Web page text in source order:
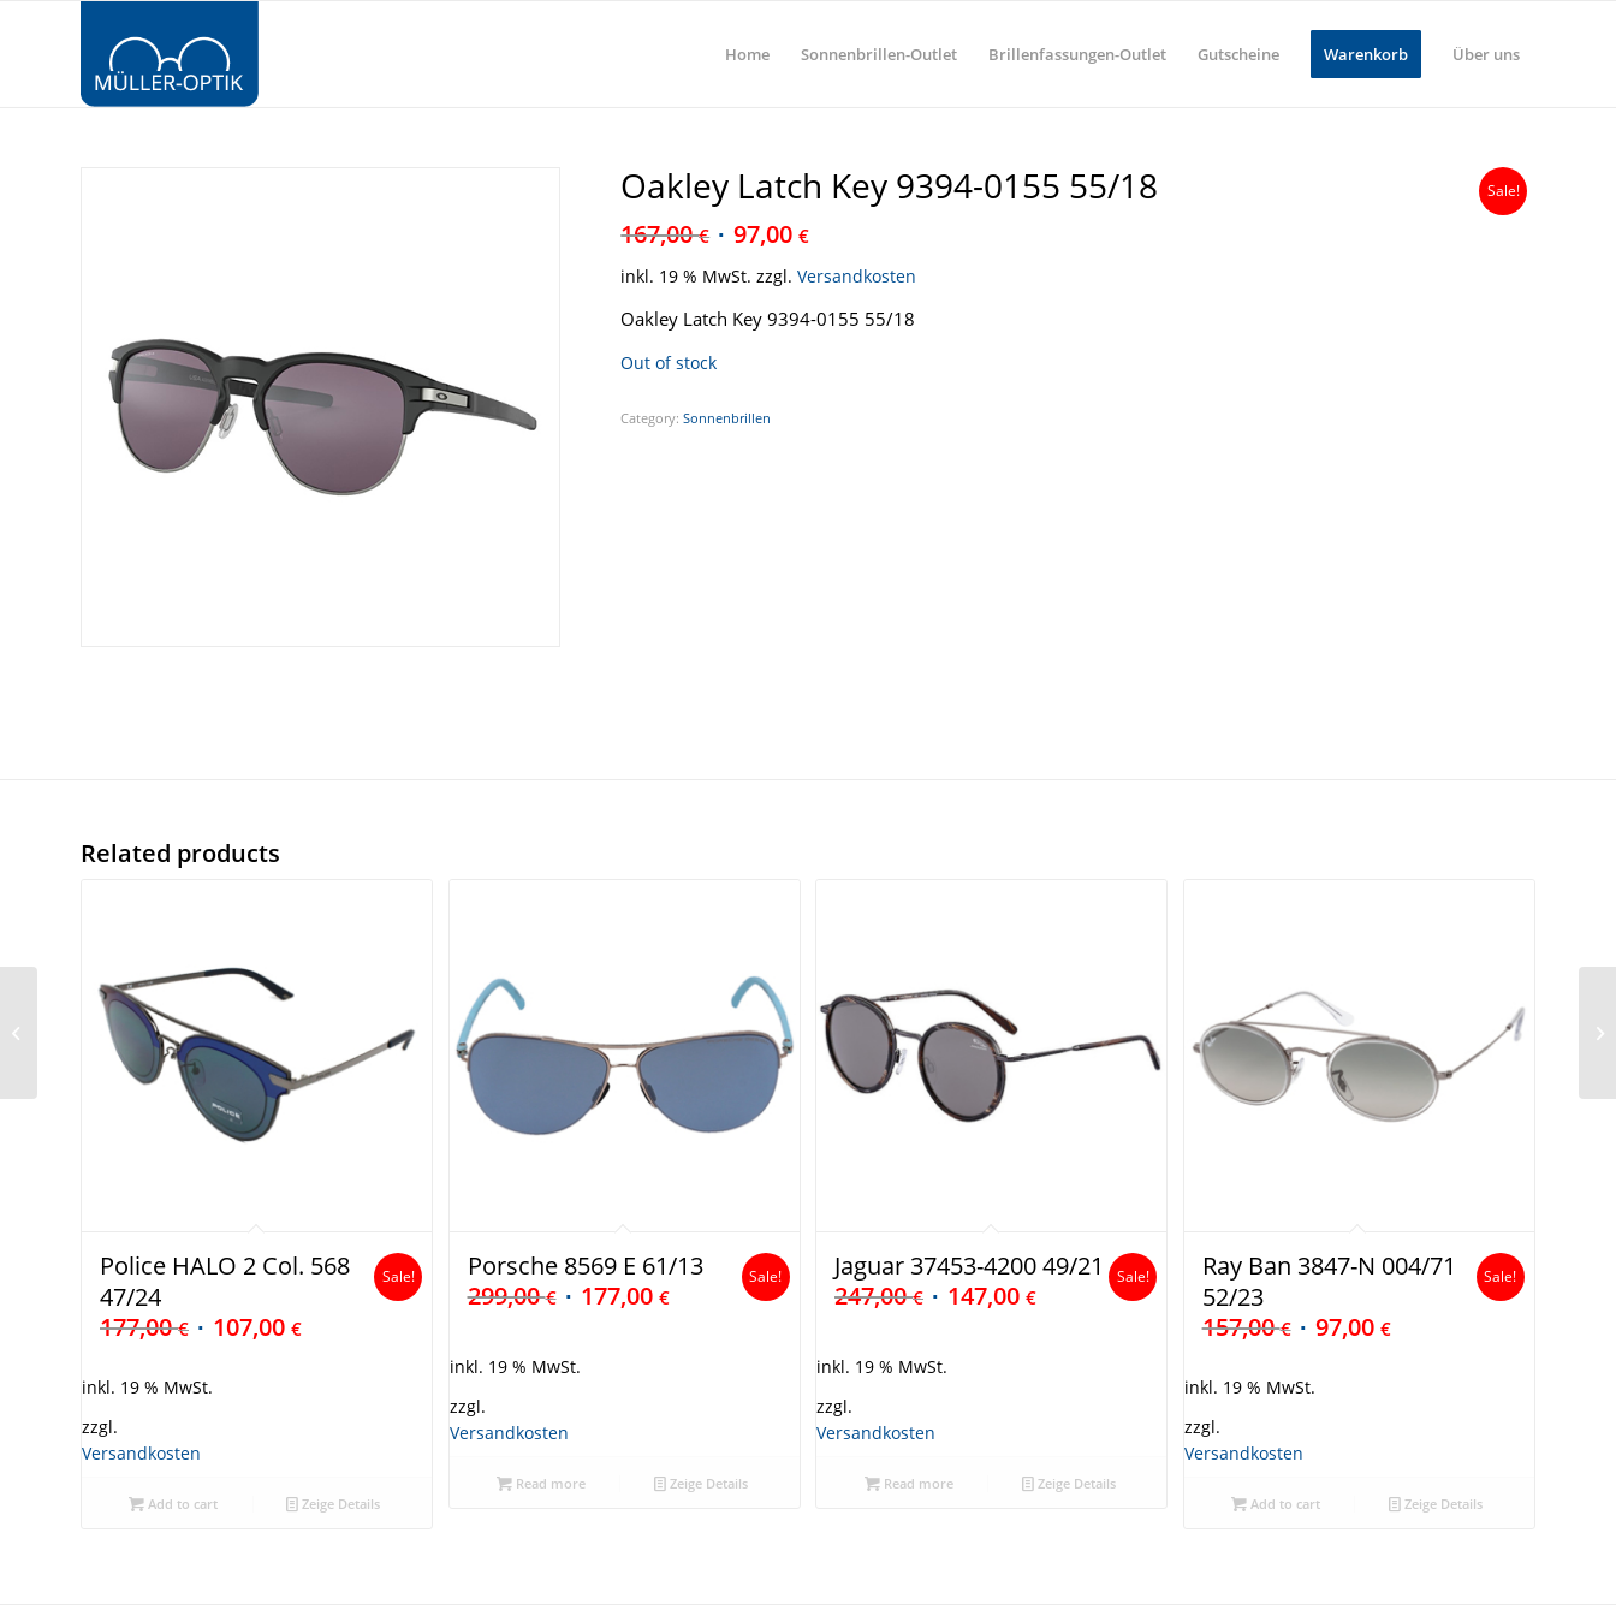
Home Sonnenbrillen-Outlet Brillenfassungen-Outlet Gutscheine Warenkorb Über uns
Sale!
Oakley Latch Key 9394-0155 55/18
167,00€ 97,00€
inkl. 19 % MwSt. zzgl.Versandkosten
Oakley Latch Key 9394-0155 55/18
Out of stock
Category:Sonnenbrillen
Related products
Police HALO 2 Col. 568
47/24
177,00€ 107,00 €
Sale!
inkl. 19 % MwSt.
zzgl.
Versandkosten
Add to cart Zeige Details
Porsche 8569 E 61/13
299,00€ 177,00 €
Sale!
inkl. 19 % MwSt.
zzgl.
Versandkosten
Read more Zeige Details
Jaguar 37453-4200 49/21
247,00€ 147,00€
Sale!
inkl. 19 % MwSt.
zzgl.
Versandkosten
Read more Zeige Details
Ray Ban 3847-N 004/71
52/23
157,00€ 97,00 €
Sale!
inkl. 19 % MwSt.
zzgl.
Versandkosten
Add to cart Zeige Details
Oakley Latch Beta
9436-0654 54/18